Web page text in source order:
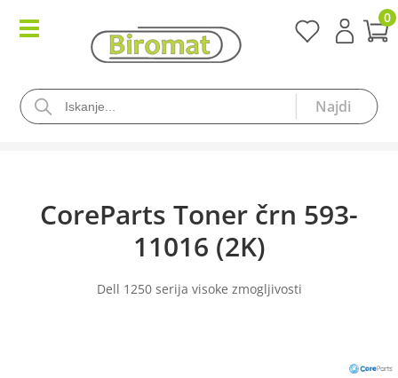
0
CoreParts Toner črn 593-
11016 (2K)
Dell 1250 serija visoke zmogljivosti